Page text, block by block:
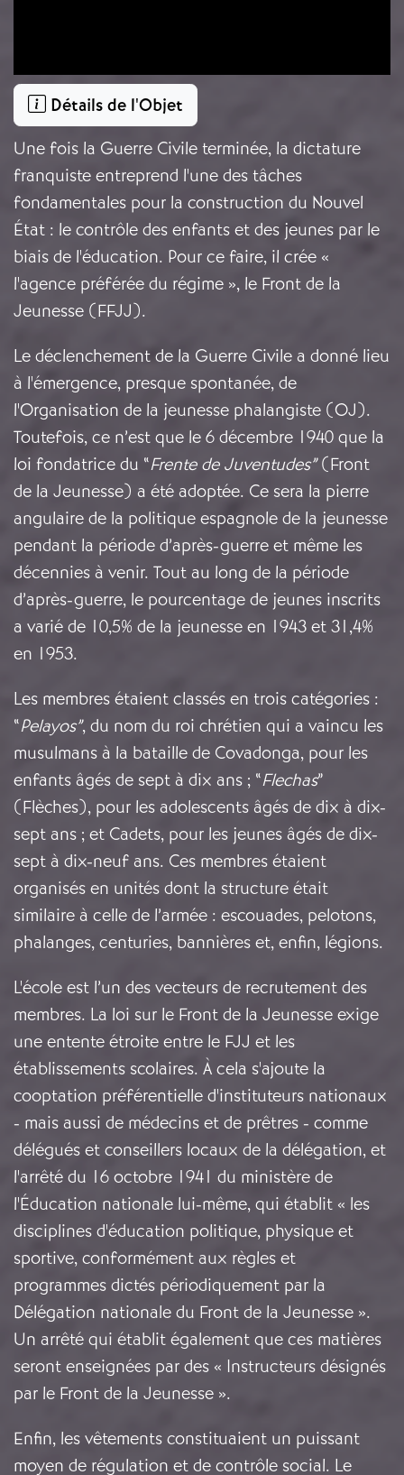
Détails de l'Objet
Une fois la Guerre Civile terminée, la dictature
franquiste entreprend l'une des tâches
fondamentales pour la construction du Nouvel
État : le contrôle des enfants et des jeunes par le
biais de l'éducation. Pour ce faire, il crée «
l'agence préférée du régime », le Front de la
Jeunesse (FFJJ).
Le déclenchement de la Guerre Civile a donné lieu
à l'émergence, presque spontanée, de
l'Organisation de la jeunesse phalangiste (OJ).
Toutefois, ce n’est que le 6 décembre 1940 que la
loi fondatrice du “Frente de Juventudes”(Front
de la Jeunesse) a été adoptée. Ce sera la pierre
angulaire de la politique espagnole de la jeunesse
pendant la période d’après-guerre et même les
décennies à venir. Tout au long de la période
d’après-guerre, le pourcentage de jeunes inscrits
a varié de 10,5% de la jeunesse en 1943 et 31,4%
en 1953.
Les membres étaient classés en trois catégories :
“Pelayos”, du nom du roi chrétien qui a vaincu les
musulmans à la bataille de Covadonga, pour les
enfants âgés de sept à dix ans ; “Flechas”
(Flèches), pour les adolescents âgés de dix à dix-
sept ans ; et Cadets, pour les jeunes âgés de dix-
sept à dix-neuf ans. Ces membres étaient
organisés en unités dont la structure était
similaire à celle de l’armée : escouades, pelotons,
phalanges, centuries, bannières et, enfin, légions.
L'école est l’un des vecteurs de recrutement des
membres. La loi sur le Front de la Jeunesse exige
une entente étroite entre le FJJ et les
établissements scolaires. À cela s'ajoute la
cooptation préférentielle d'instituteurs nationaux
- mais aussi de médecins et de prêtres - comme
délégués et conseillers locaux de la délégation, et
l'arrêté du 16 octobre 1941 du ministère de
l'Éducation nationale lui-même, qui établit « les
disciplines d'éducation politique, physique et
sportive, conformément aux règles et
programmes dictés périodiquement par la
Délégation nationale du Front de la Jeunesse ».
Un arrêté qui établit également que ces matières
seront enseignées par des « Instructeurs désignés
par le Front de la Jeunesse ».
Enfin, les vêtements constituaient un puissant
moyen de régulation et de contrôle social. Le